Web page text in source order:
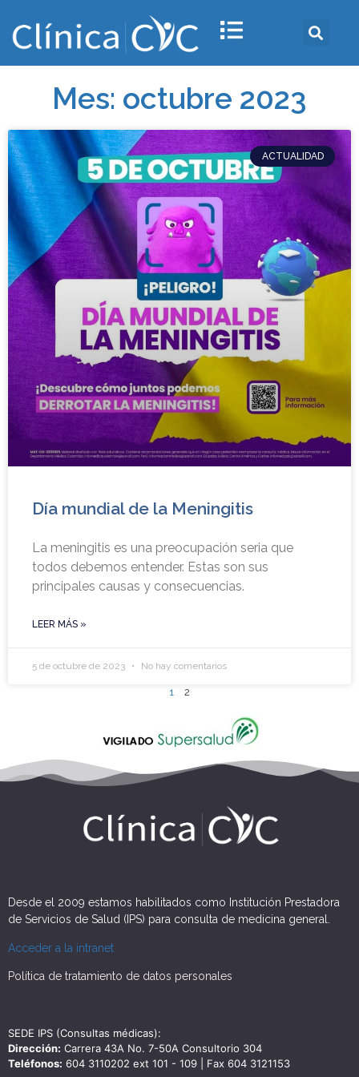
Mes: octubre 2023
ACTUALIDAD
Día mundial de la Meningitis
La meningitis es una preocupación seria que
todos debemos entender. Estas son sus
principales causas y consecuencias.
LEER MÁS »
5 de octubre de 2023 No hay comentarios
1 2
Desde el 2009 estamos habilitados como Institución Prestadora
de Servicios de Salud (IPS) para consulta de medicina general.
Acceder a la intranet
Política de tratamiento de datos personales
SEDE IPS (Consultas médicas):
Dirección: Carrera 43A No. 7-50A Consultorio 304
Teléfonos: 604 3110202 ext 101 - 109 | Fax 604 3121153